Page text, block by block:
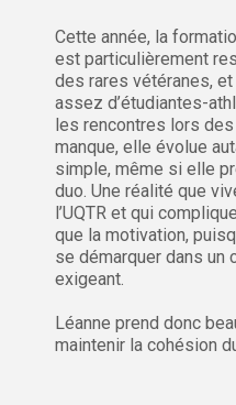
Cette année, la
est particulièrement
des rares vétéranes,
assez d’étudiantes-
les rencontres lors
manque, elle évolue
simple, même si elle
duo. Une réalité que
l’UQTR et qui
que la motivation,
se démarquer dans un
exigeant.
Léanne prend donc
maintenir la cohésion